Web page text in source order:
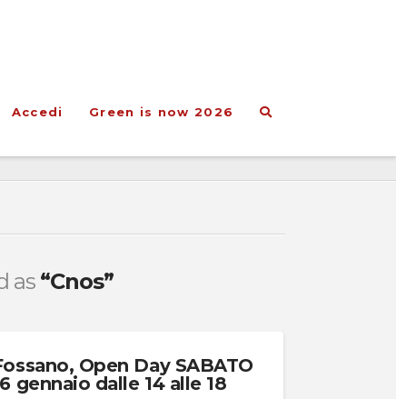
Accedi Green is now 2026
as “Cnos”
Open Day SABATO
gennaio dalle 14 alle 18